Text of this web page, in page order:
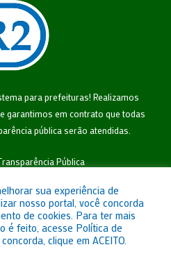
para prefeituras! Realizamos
garantimos em contrato que todas
pública serão atendidas.
Pública
Câmara Municipal de São João do
Triunfo.
sua experiência de
nosso portal, você concorda
de cookies. Para ter mais
é feito, acesse Política de
clique em ACEITO.